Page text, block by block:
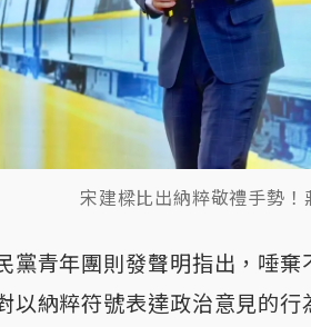
宋建樑比出納粹敬禮手勢
黨青年團則發聲明指出，唾棄
以納粹符號表達政治意見的